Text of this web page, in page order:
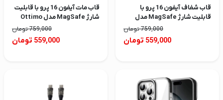
قاب شفاف آیفون 16 پرو با
قابلیت شارژ MagSafe مدل
759,000تومان
559,000 تومان
قاب مات آیفون 16 پرو با قابلیت
شارژ MagSafe مدل Ottimo
759,000تومان
559,000 تومان